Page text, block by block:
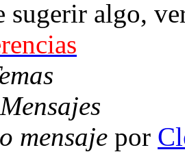
sugerir algo,
Mensajes
mensaje por